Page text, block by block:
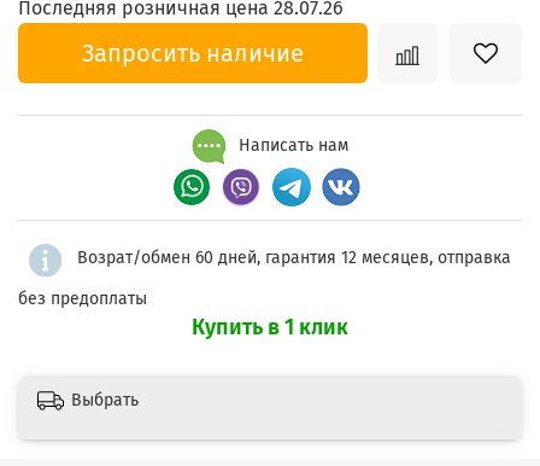
Последняя розничная цена 28.07.26
Запросить наличие
Написать нам
Возрат/обмен 60 дней, гарантия 12 месяцев, отправка
без предоплаты
Купить в 1 клик
Выбрать